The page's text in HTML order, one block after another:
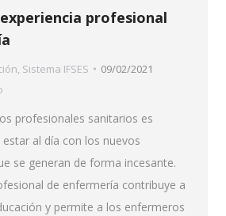
profesional
Sistema IFSES
09/02/2021
profesionales sanitarios es
al día con los nuevos
se generan de forma incesante.
de enfermería contribuye a
y permite a los enfermeros